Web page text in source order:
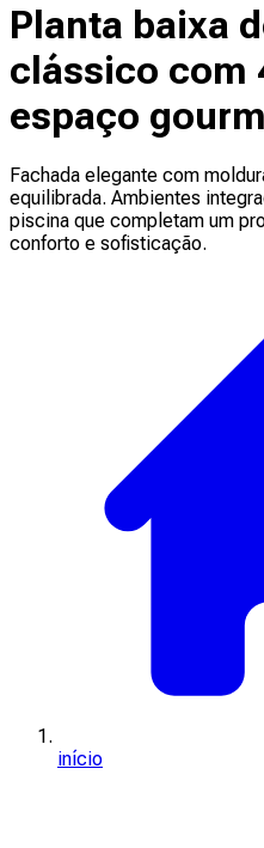
Planta baixa
clássico com
espaço
Fachada elegante com
equilibrada. Ambientes
piscina que completam um
conforto e sofisticação.
início